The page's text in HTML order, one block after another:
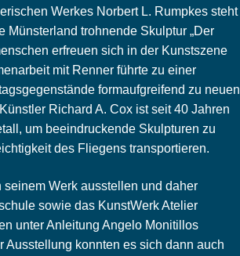
Werkes Norbert L. Rumpkes steht
trohnende Skulptur „Der
erfreuen sich in der Kunstszene
mit Renner führte zu einer
formaufgreifend zu neuen
Richard A. Cox ist seit 40 Jahren
um beeindruckende Skulpturen zu
des Fliegens transportieren.
Werk ausstellen und daher
sowie das KunstWerk Atelier
unter Anleitung Angelo Monitillos
Ausstellung konnten es sich dann auch